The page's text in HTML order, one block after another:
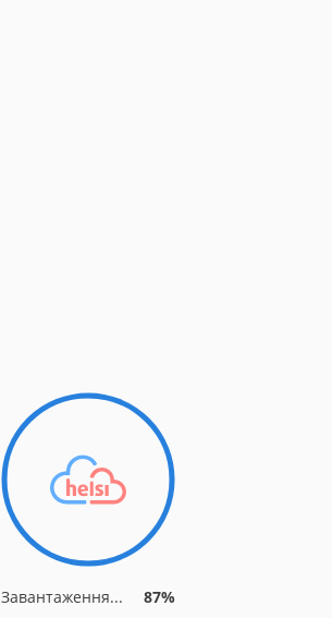
Завантаження... 87%